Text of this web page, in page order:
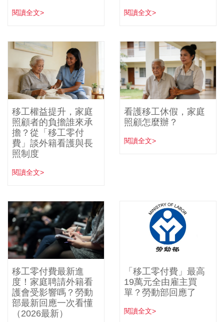
閱讀全文> 閱讀全文>
移工權益提升，家庭
照顧者的負擔誰來承
擔？從「移工零付
費」談外籍看護與長
照制度
閱讀全文>
看護移工休假，家庭
照顧怎麼辦？
閱讀全文>
移工零付費最新進
度！家庭聘請外籍看
護會受影響嗎？勞動
部最新回應一次看懂
（2026最新）
「移工零付費」最高
19萬元全由雇主買
單？勞動部回應了
閱讀全文>